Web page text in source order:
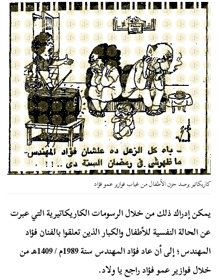
كاريكاتير يرصد حزن الأطفال من غياب فوازير عمو فؤاد
يمكن إدراك ذلك من خلال الرسومات الكاريكاتيرية التي عبرت
عن الحالة النفسية للأطفال والكبار الذين تعلقوا بالفنان فؤاد
المهندس؛ إلى أن عاد فؤاد المهندس سنة 1989م / 1409هـ من
خلال فوازير عمو فؤاد راجع يا ولاد.